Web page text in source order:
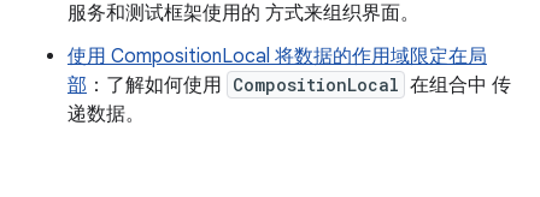
服务和测试框架使用的 方式来组织界面。
使用 CompositionLocal 将数据的作用域限定在局
部 ：了解如何使用 CompositionLocal 在组合中 传
递数据。